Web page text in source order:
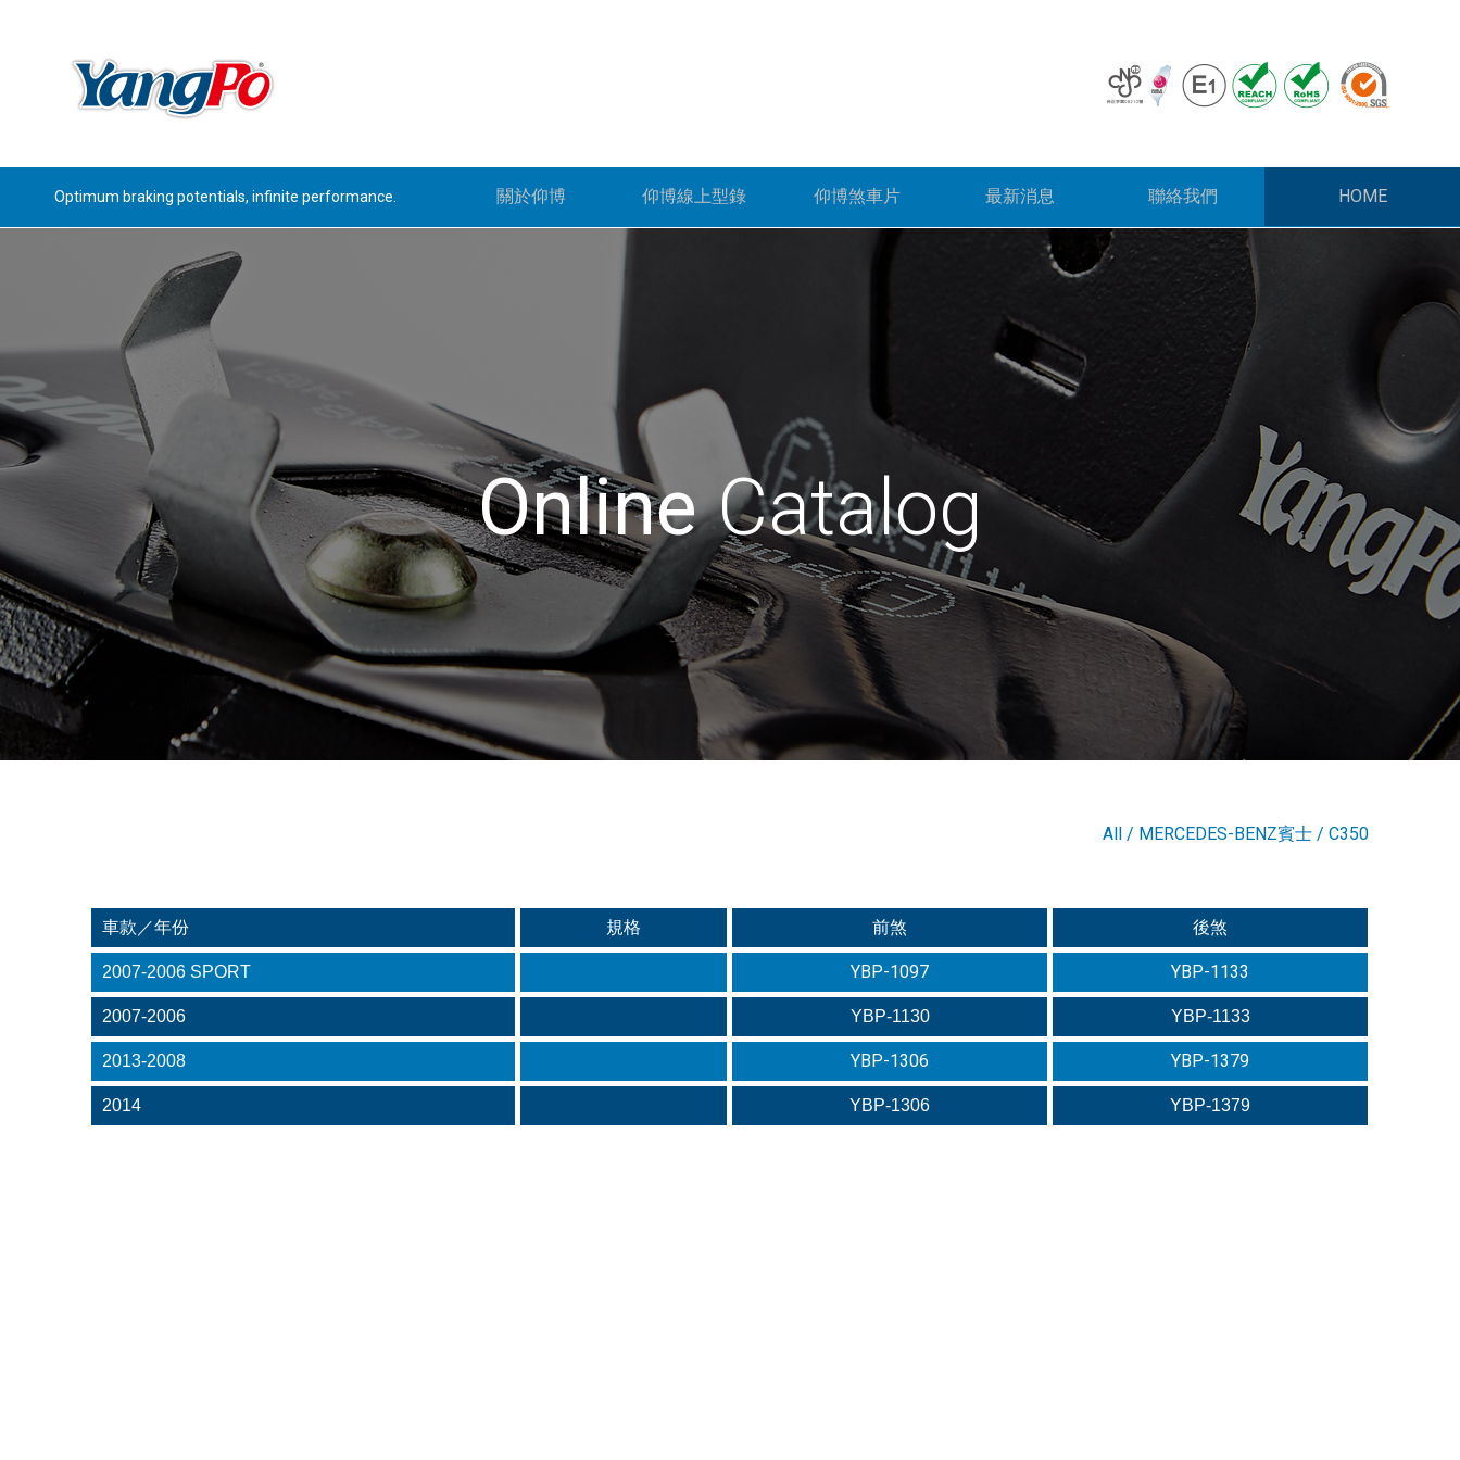
Optimum braking potentials, infinite performance. HOME
聯絡我們
最新消息
仰博煞車片
仰博線上型錄
關於仰博
Online Catalog
All / MERCEDES-BENZ賓士 / C350
車款／年份 規格 前煞 後煞
2007-2006 SPORT YBP-1097 YBP-1133
2007-2006 YBP-1130 YBP-1133
2013-2008 YBP-1306 YBP-1379
2014 YBP-1306 YBP-1379